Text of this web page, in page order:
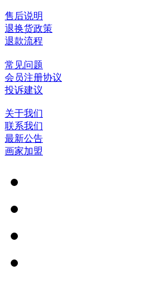
售后说明
退换货政策
退款流程
常见问题
会员注册协议
投诉建议
关于我们
联系我们
最新公告
画家加盟